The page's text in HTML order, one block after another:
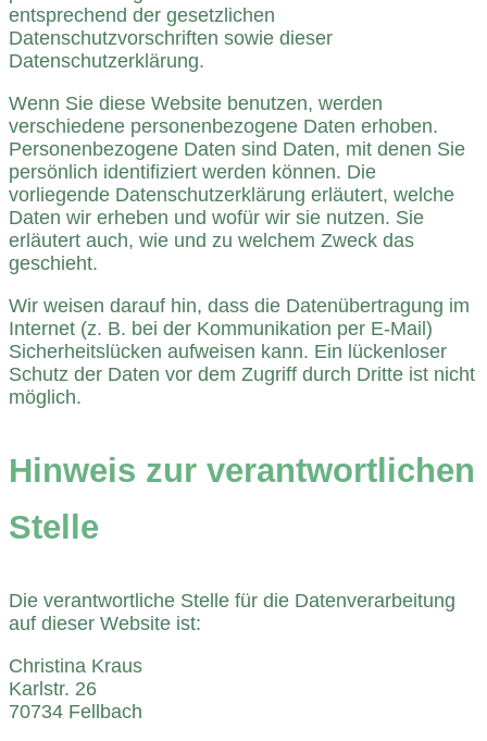
entsprechend der gesetzlichen
Datenschutzvorschriften sowie dieser
Datenschutzerklärung.
Wenn Sie diese Website benutzen, werden
verschiedene personenbezogene Daten erhoben.
Personenbezogene Daten sind Daten, mit denen Sie
persönlich identifiziert werden können. Die
vorliegende Datenschutzerklärung erläutert, welche
Daten wir erheben und wofür wir sie nutzen. Sie
erläutert auch, wie und zu welchem Zweck das
geschieht.
Wir weisen darauf hin, dass die Datenübertragung im
Internet (z. B. bei der Kommunikation per E-Mail)
Sicherheitslücken aufweisen kann. Ein lückenloser
Schutz der Daten vor dem Zugriff durch Dritte ist nicht
möglich.
Hinweis zur verantwortlichen
Stelle
Die verantwortliche Stelle für die Datenverarbeitung
auf dieser Website ist:
Christina Kraus
Karlstr. 26
70734 Fellbach